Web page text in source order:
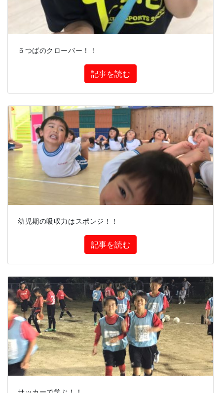
５つばのクローバー！！
記事を読む
幼児期の吸収力はスポンジ！！
記事を読む